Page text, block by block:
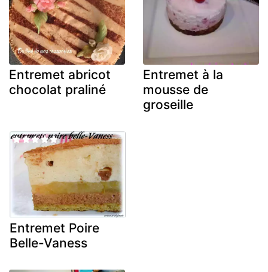
Entremet abricot
chocolat praliné
Entremet à la
mousse de
groseille
Entremet Poire
Belle-Vaness